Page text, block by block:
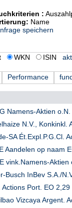
:
Name
speichern
WKN ISIN
Performance
Namens-Aktien o.N.
N.V., Konkinkl.
SA Ét.Expl.P.G.Cl.
Aandelen op naam
vink.Namens-Aktien
Busch InBev S.A./
Actions Port. EO 2,29
Vizcaya Argent.